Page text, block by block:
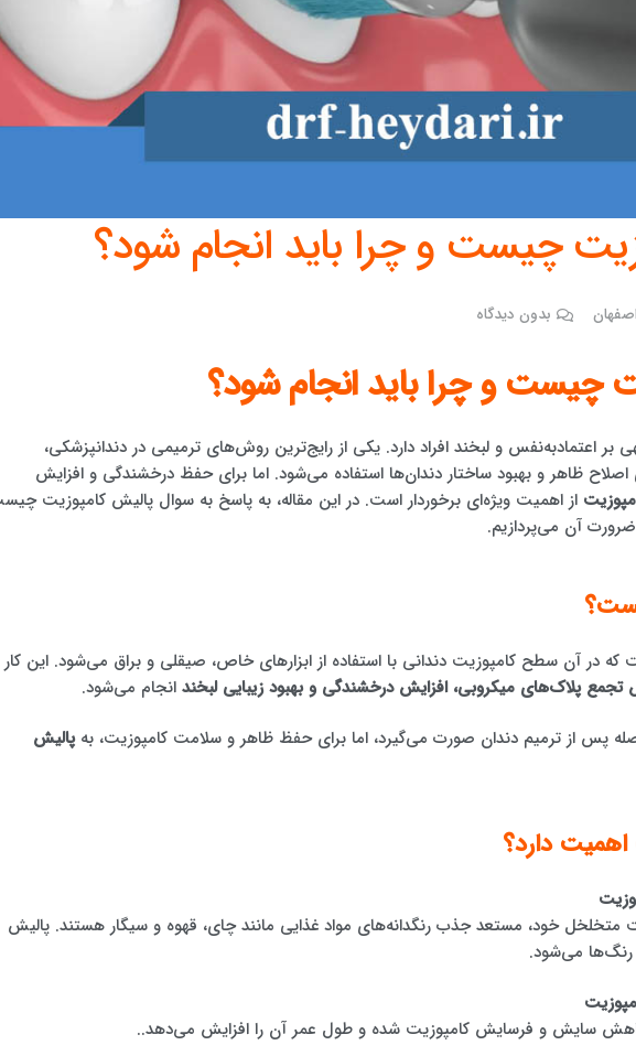
چیست و چرا باید انجام شود؟
بدون دیدگاه
چیست و چرا باید انجام شود؟
بر اعتمادبه‌نفس و لبخند افراد دارد. یکی از رایج‌ترین روش‌های ترمیمی در دندانپزشکی،
ظاهر و بهبود ساختار دندان‌ها استفاده می‌شود. اما برای حفظ درخشندگی و افزایش
از اهمیت ویژه‌ای برخوردار است. در این مقاله، به پاسخ به سوال پالیش کامپوزیت
ضرورت آن می‌پردازیم.
در آن سطح کامپوزیت دندانی با استفاده از ابزارهای خاص، صیقلی و براق می‌شود. این کار
پلاک‌های میکروبی، افزایش درخشندگی و بهبود زیبایی لبخند انجام می‌شود.
پس از ترمیم دندان صورت می‌گیرد، اما برای حفظ ظاهر و سلامت کامپوزیت، بهپالیش
دارد؟
متخلخل خود، مستعد جذب رنگدانه‌های مواد غذایی مانند چای، قهوه و سیگار هستند. پالیش
می‌شود.
سایش و فرسایش کامپوزیت شده و طول عمر آن را افزایش می‌دهد..